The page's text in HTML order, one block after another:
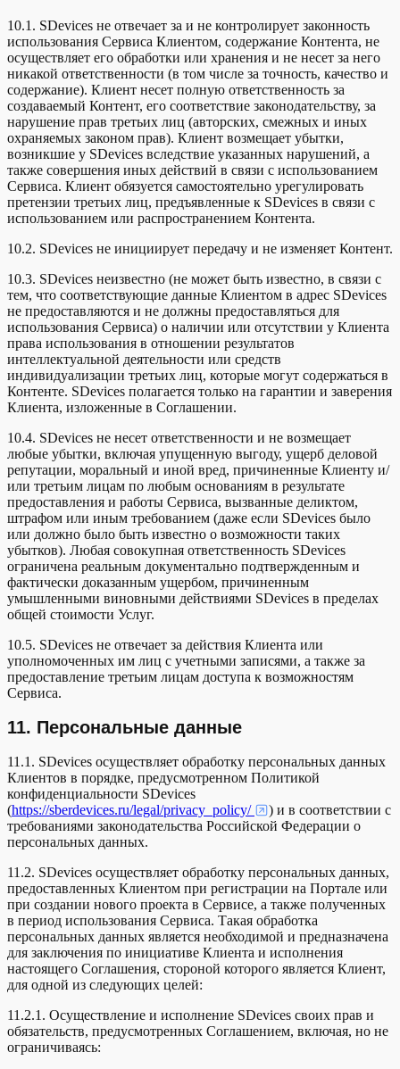
10.1. SDevices не отвечает за и не контролирует законность
использования Сервиса Клиентом, содержание Контента, не
осуществляет его обработки или хранения и не несет за него
никакой ответственности (в том числе за точность, качество и
содержание). Клиент несет полную ответственность за
создаваемый Контент, его соответствие законодательству, за
нарушение прав третьих лиц (авторских, смежных и иных
охраняемых законом прав). Клиент возмещает убытки,
возникшие у SDevices вследствие указанных нарушений, а
также совершения иных действий в связи с использованием
Сервиса. Клиент обязуется самостоятельно урегулировать
претензии третьих лиц, предъявленные к SDevices в связи с
использованием или распространением Контента.
10.2. SDevices не инициирует передачу и не изменяет Контент.
10.3. SDevices неизвестно (не может быть известно, в связи с
тем, что соответствующие данные Клиентом в адрес SDevices
не предоставляются и не должны предоставляться для
использования Сервиса) о наличии или отсутствии у Клиента
права использования в отношении результатов
интеллектуальной деятельности или средств
индивидуализации третьих лиц, которые могут содержаться в
Контенте. SDevices полагается только на гарантии и заверения
Клиента, изложенные в Соглашении.
10.4. SDevices не несет ответственности и не возмещает
любые убытки, включая упущенную выгоду, ущерб деловой
репутации, моральный и иной вред, причиненные Клиенту и/
или третьим лицам по любым основаниям в результате
предоставления и работы Сервиса, вызванные деликтом,
штрафом или иным требованием (даже если SDevices было
или должно было быть известно о возможности таких
убытков). Любая совокупная ответственность SDevices
ограничена реальным документально подтвержденным и
фактически доказанным ущербом, причиненным
умышленными виновными действиями SDevices в пределах
общей стоимости Услуг.
10.5. SDevices не отвечает за действия Клиента или
уполномоченных им лиц с учетными записями, а также за
предоставление третьим лицам доступа к возможностям
Сервиса.
11. Персональные данные
11.1. SDevices осуществляет обработку персональных данных
Клиентов в порядке, предусмотренном Политикой
конфиденциальности SDevices
(https://sberdevices.ru/legal/privacy_policy/
) и в соответствии с
требованиями законодательства Российской Федерации о
персональных данных.
11.2. SDevices осуществляет обработку персональных данных,
предоставленных Клиентом при регистрации на Портале или
при создании нового проекта в Сервисе, а также полученных
в период использования Сервиса. Такая обработка
персональных данных является необходимой и предназначена
для заключения по инициативе Клиента и исполнения
настоящего Соглашения, стороной которого является Клиент,
для одной из следующих целей:
11.2.1. Осуществление и исполнение SDevices своих прав и
обязательств, предусмотренных Соглашением, включая, но не
ограничиваясь: